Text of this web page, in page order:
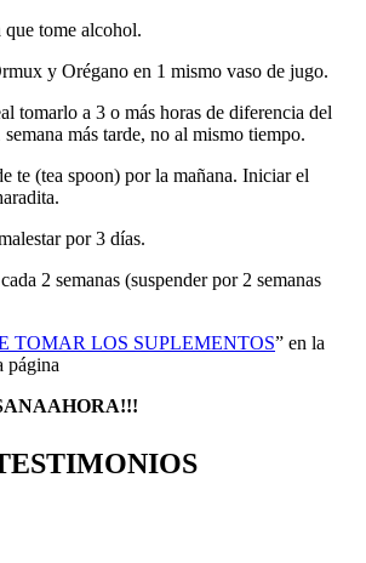
tome alcohol.
y Orégano en 1 mismo vaso de jugo.
tomarlo a 3 o más horas de diferencia del
más tarde, no al mismo tiempo.
te (tea spoon) por la mañana. Iniciar el
por 3 días.
2 semanas (suspender por 2 semanas
TOMAR LOS SUPLEMENTOS” en la
página